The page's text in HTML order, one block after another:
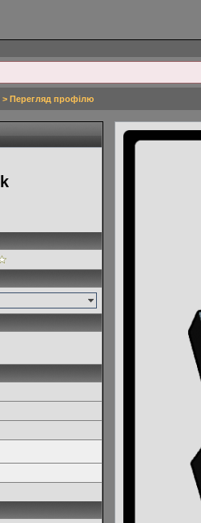
> Перегляд профілю